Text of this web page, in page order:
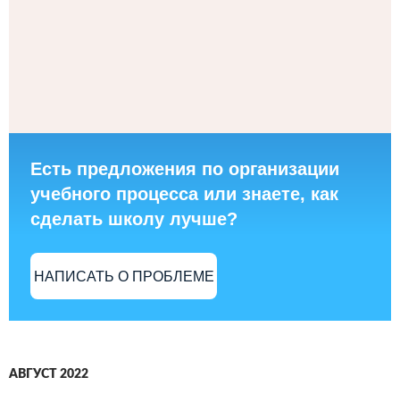
Есть предложения по организации
учебного процесса или знаете, как
сделать школу лучше?
НАПИСАТЬ О ПРОБЛЕМЕ
АВГУСТ 2022